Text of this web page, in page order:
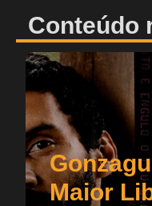
Conteúdo
Maior